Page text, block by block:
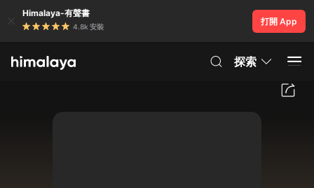
Himalaya-有聲書
4.8k 安裝
打開 App
探索